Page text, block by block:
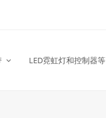
LED霓虹灯和控制器等